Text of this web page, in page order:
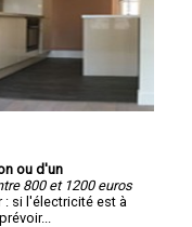
ou d'un
800 et 1200 euros
si l'électricité est à